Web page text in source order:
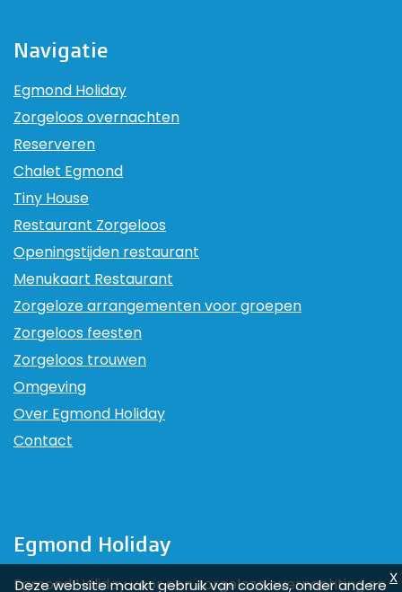
Navigatie
Egmond Holiday
Zorgeloos overnachten
Reserveren
Chalet Egmond
Tiny House
Restaurant Zorgeloos
Openingstijden restaurant
Menukaart Restaurant
Zorgeloze arrangementen voor groepen
Zorgeloos feesten
Zorgeloos trouwen
Omgeving
Over Egmond Holiday
Contact
Egmond Holiday
Egmond Holiday voor een zorgeloze overnachting en
Deze website maakt gebruik van cookies, onder andere X